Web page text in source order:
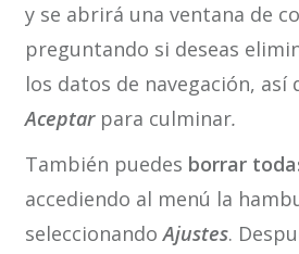
y se abrirá una ventana de
preguntando si deseas
los datos de navegación, así
Aceptarpara culminar.
También puedes borrar
accediendo al menú la
seleccionandoAjustes.